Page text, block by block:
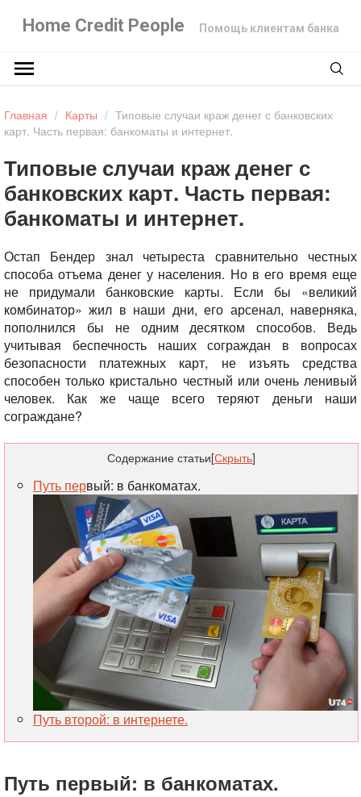
Home Credit People Помощь клиентам банка
Главная / Карты / Типовые случаи краж денег с банковских
карт. Часть первая: банкоматы и интернет.
Типовые случаи краж денег с
банковских карт. Часть первая:
банкоматы и интернет.
Остап Бендер знал четыреста сравнительно честных
способа отъема денег у населения. Но в его время еще
не придумали банковские карты. Если бы «великий
комбинатор» жил в наши дни, его арсенал, наверняка,
пополнился бы не одним десятком способов. Ведь
учитывая беспечность наших сограждан в вопросах
безопасности платежных карт, не изъять средства
способен только кристально честный или очень ленивый
человек. Как же чаще всего теряют деньги наши
сограждане?
Содержание статьи[Скрыть]
Путь первый: в банкоматах.
Путь второй: в интернете.
Путь первый: в банкоматах.